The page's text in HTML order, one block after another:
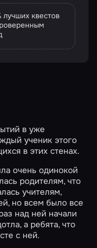
лучших квестов
в уже
ученик этого
в этих стенах.
очень одинокой
родителям, что
учителям,
но всем было все
над ней начали
а ребята, что
с ней.